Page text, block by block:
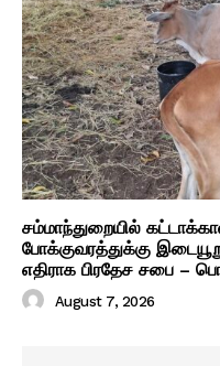
சம்மாந்துறையில்
போக்குவரத்துக்கு
எதிராக பிரதேச சபை –
August 7, 2026